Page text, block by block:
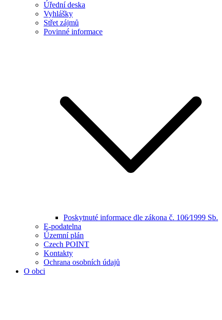
Úřední deska
Vyhlášky
Střet zájmů
Povinné informace
Poskytnuté informace dle zákona č. 106⁄1999 Sb.
E-podatelna
Územní plán
Czech POINT
Kontakty
Ochrana osobních údajů
O obci